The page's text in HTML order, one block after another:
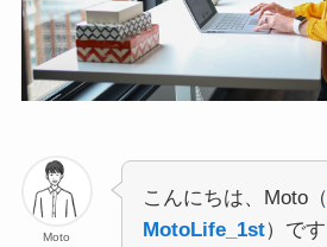
Moto
こんにちは、Moto（
MotoLife_1st）です